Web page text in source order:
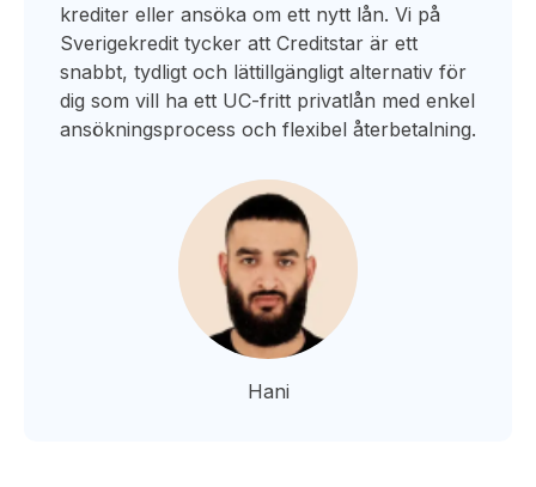
krediter eller ansöka om ett nytt lån. Vi på
Sverigekredit tycker att Creditstar är ett
snabbt, tydligt och lättillgängligt alternativ för
dig som vill ha ett UC-fritt privatlån med enkel
ansökningsprocess och flexibel återbetalning.
Hani